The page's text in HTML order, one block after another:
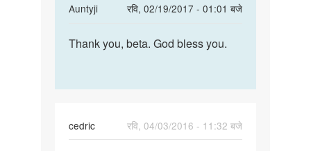
Auntyji
रवि, 02/19/2017 - 01:01 बजे
In
to
site
Bahadur
Thank
Thank you, beta. God bless you.
cedric
रवि, 04/03/2016 - 11:32 बजे